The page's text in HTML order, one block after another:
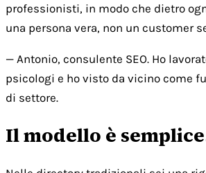
professionisti, in modo che dietro
una persona vera, non un customer
— Antonio, consulente SEO. Ho
psicologi e ho visto da vicino come
di settore.
Il modello è